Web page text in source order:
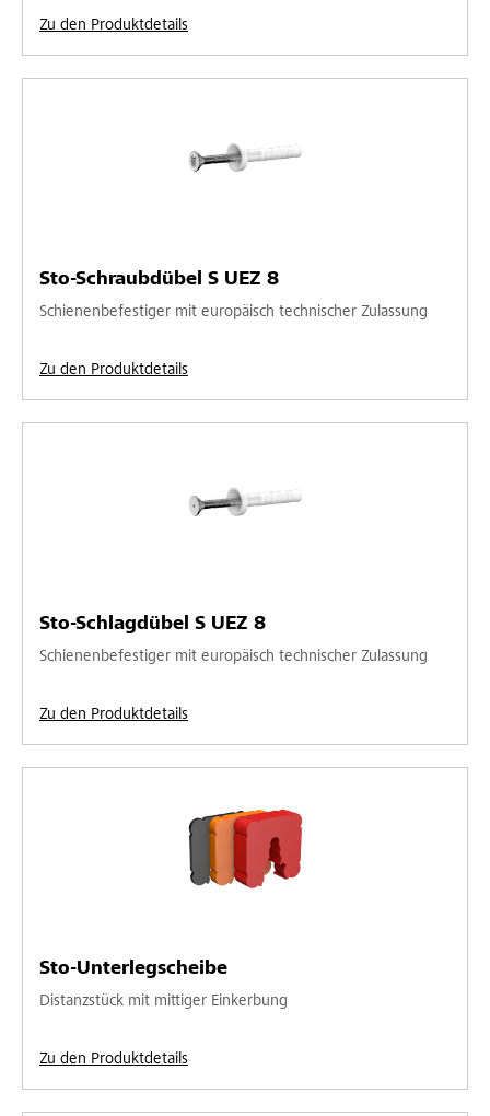
Zu den Produktdetails
Sto-Schraubdübel S UEZ 8
Schienenbefestiger mit europäisch technischer Zulassung
Zu den Produktdetails
Sto-Schlagdübel S UEZ 8
Schienenbefestiger mit europäisch technischer Zulassung
Zu den Produktdetails
Sto-Unterlegscheibe
Distanzstück mit mittiger Einkerbung
Zu den Produktdetails